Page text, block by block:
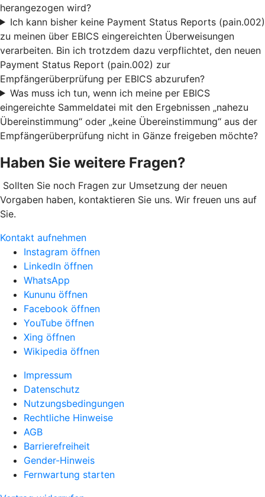
herangezogen wird?
Ich kann bisher keine Payment Status Reports (pain.002)
zu meinen über EBICS eingereichten Überweisungen
verarbeiten. Bin ich trotzdem dazu verpflichtet, den neuen
Payment Status Report (pain.002) zur
Empfängerüberprüfung per EBICS abzurufen?
Was muss ich tun, wenn ich meine per EBICS
eingereichte Sammeldatei mit den Ergebnissen „nahezu
Übereinstimmung“ oder „keine Übereinstimmung“ aus der
Empfängerüberprüfung nicht in Gänze freigeben möchte?
Haben Sie weitere Fragen?
Sollten Sie noch Fragen zur Umsetzung der neuen
Vorgaben haben, kontaktieren Sie uns. Wir freuen uns auf
Sie.
Kontakt aufnehmen
Instagram öffnen
LinkedIn öffnen
WhatsApp
Kununu öffnen
Facebook öffnen
YouTube öffnen
Xing öffnen
Wikipedia öffnen
Impressum
Datenschutz
Nutzungsbedingungen
Rechtliche Hinweise
AGB
Barrierefreiheit
Gender-Hinweis
Fernwartung starten